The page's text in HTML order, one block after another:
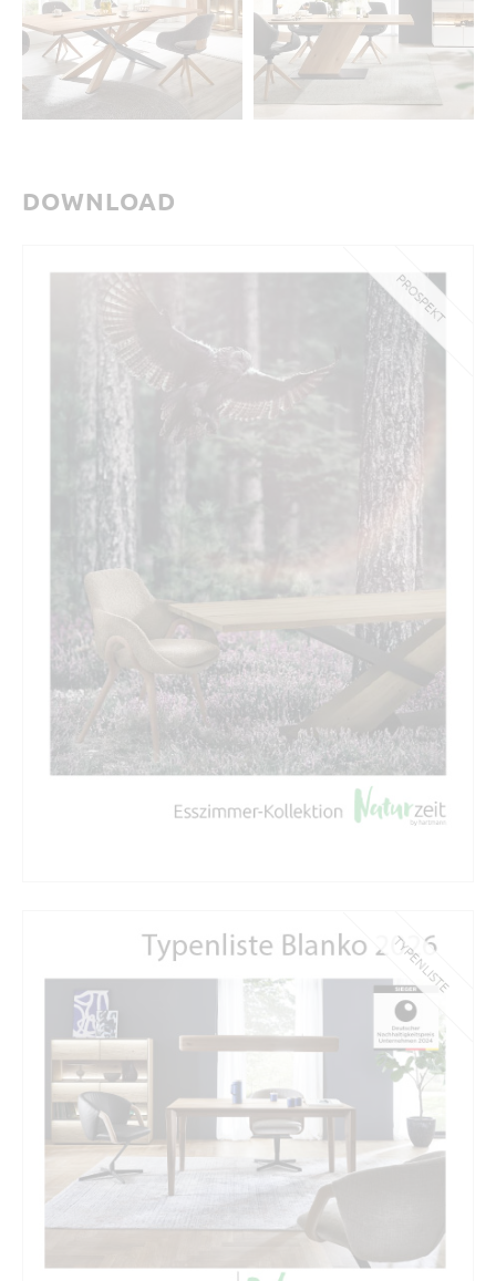
DOWNLOAD
PROSPEKT
TYPENLISTE